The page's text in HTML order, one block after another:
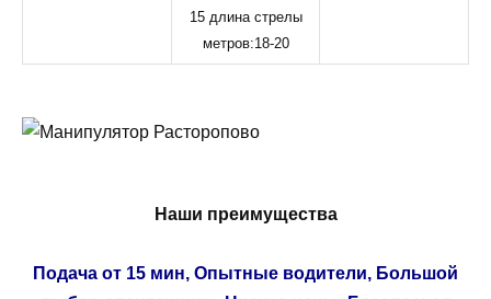
15 длина стрелы
метров:18-20
Наши преимущества
Подача от 15 мин, Опытные водители, Большой